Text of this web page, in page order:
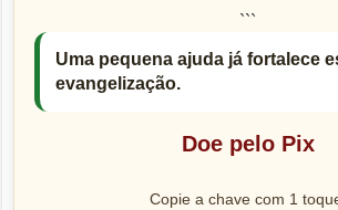
```
Uma pequena ajuda já fortalece
evangelização.
Doe pelo Pix
Copie a chave com 1